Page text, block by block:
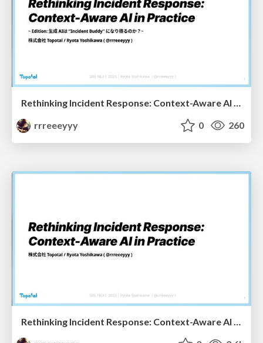
Rethinking Incident Response: Context-Aware AI in Practice - Incident Buddy Edition -
rrreeeyyy
0 260
Rethinking Incident Response: Context-Aware AI in Practice